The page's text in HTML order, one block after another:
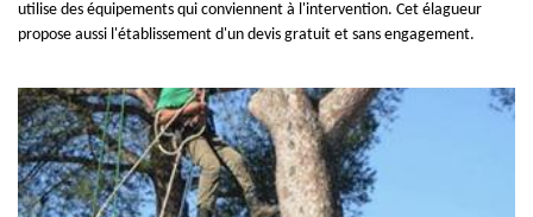
utilise des équipements qui conviennent à l'intervention. Cet élagueur
propose aussi l'établissement d'un devis gratuit et sans engagement.